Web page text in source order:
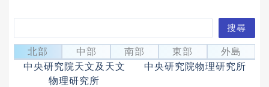
坂本和
Sakamoto, Kazushi
中央研究院天文及天文
物理研究所
坂本遼太
Ryota Sakamoto
中央研究院物理研究所
尋
搜尋
北部 中部 南部 東部 外島